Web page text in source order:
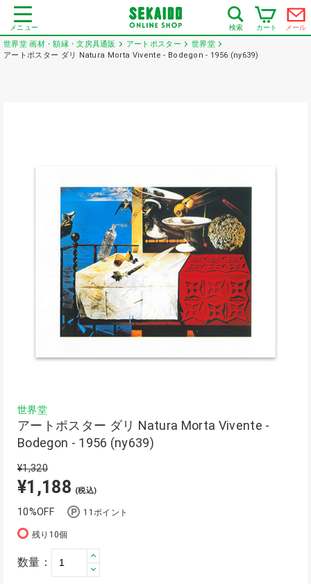
メニュー 検索 カート メール
世界堂 画材・額縁・文房具通販 アートポスター
世界堂
アートポスター ダリ Natura Morta Vivente - Bodegon - 1956 (ny639)
世界堂
アートポスター ダリ Natura Morta Vivente -
Bodegon - 1956 (ny639)
¥1,320
¥1,188 (税込)
10%OFF 11ポイント
残り10個
数量：